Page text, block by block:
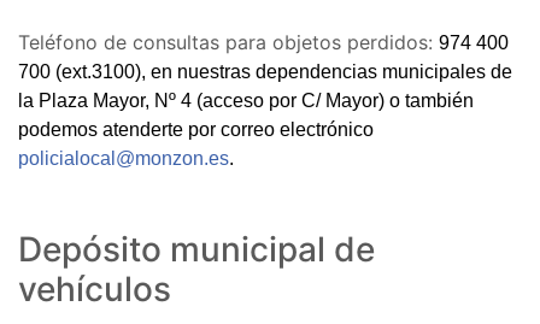
Teléfono de consultas para objetos perdidos: 974 400
700 (ext.3100), en nuestras dependencias municipales de
la Plaza Mayor, Nº 4 (acceso por C/ Mayor) o también
podemos atenderte por correo electrónico
policialocal@monzon.es.
Depósito municipal de
vehículos